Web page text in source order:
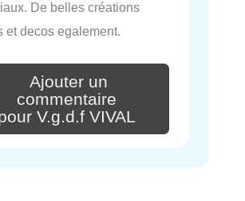
De belles créations
et decos egalement.
Ajouter un
commentaire
V.g.d.f VIVAL